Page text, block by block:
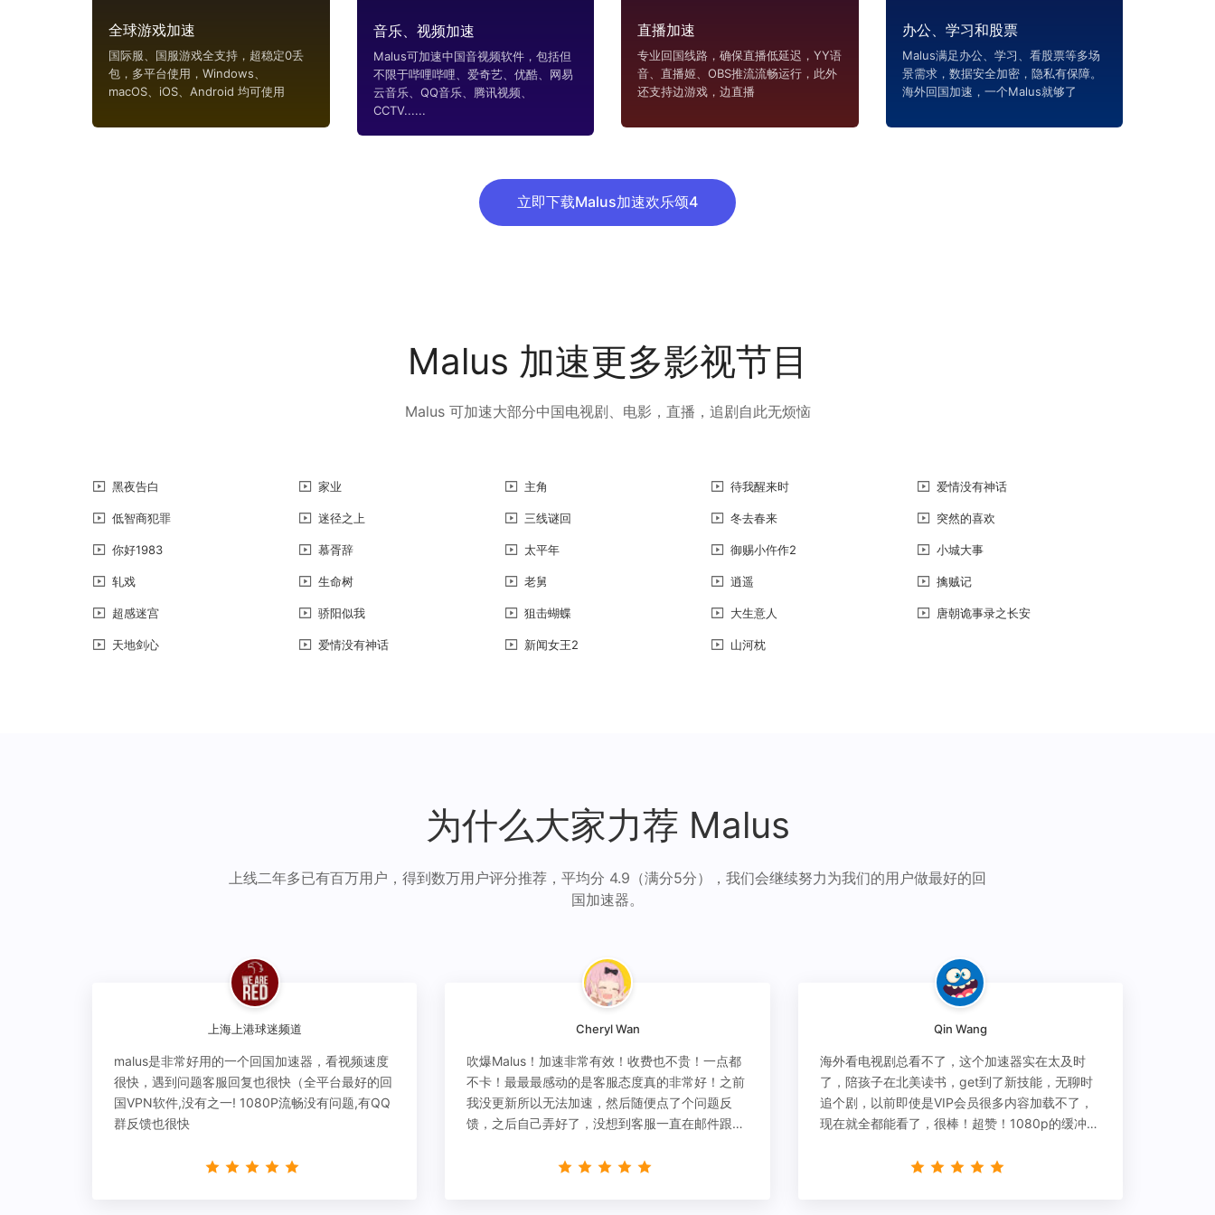
全球游戏加速
国际服、国服游戏全支持，超稳定0丢
包，多平台使用，Windows、
macOS、iOS、Android 均可使用
音乐、视频加速
Malus可加速中国音视频软件，包括但
不限于哔哩哔哩、爱奇艺、优酷、网易
云音乐、QQ音乐、腾讯视频、
CCTV......
直播加速
专业回国线路，确保直播低延迟，YY语
音、直播姬、OBS推流流畅运行，此外
还支持边游戏，边直播
办公、学习和股票
Malus满足办公、学习、看股票等多场
景需求，数据安全加密，隐私有保障。
海外回国加速，一个Malus就够了
立即下载Malus加速欢乐颂4
Malus 加速更多影视节目
Malus 可加速大部分中国电视剧、电影，直播，追剧自此无烦恼
黑夜告白 家业 主角 待我醒来时 爱情没有神话
低智商犯罪 迷径之上 三线谜回 冬去春来 突然的喜欢
你好1983 慕胥辞 太平年 御赐小仵作2 小城大事
轧戏 生命树 老舅 逍遥 擒贼记
超感迷宫 骄阳似我 狙击蝴蝶 大生意人 唐朝诡事录之长安
天地剑心 爱情没有神话 新闻女王2 山河枕
为什么大家力荐 Malus
上线二年多已有百万用户，得到数万用户评分推荐，平均分 4.9（满分5分），我们会继续努力为我们的用户做最好的回
国加速器。
上海上港球迷频道
malus是非常好用的一个回国加速器，看视频速度
很快，遇到问题客服回复也很快（全平台最好的回
国VPN软件,没有之一! 1080P流畅没有问题,有QQ
群反馈也很快
Cheryl Wan
吹爆Malus！加速非常有效！收费也不贵！一点都
不卡！最最最感动的是客服态度真的非常好！之前
我没更新所以无法加速，然后随便点了个问题反
馈，之后自己弄好了，没想到客服一直在邮件跟
Qin Wang
海外看电视剧总看不了，这个加速器实在太及时
了，陪孩子在北美读书，get到了新技能，无聊时
追个剧，以前即使是VIP会员很多内容加载不了，
现在就全都能看了，很棒！超赞！1080p的缓冲完